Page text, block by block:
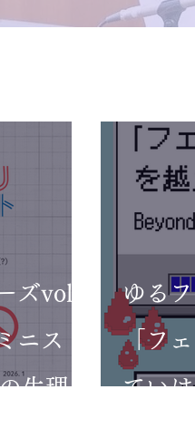
ズvol.2
ニスト
生理の
ゆる
「フ
てい